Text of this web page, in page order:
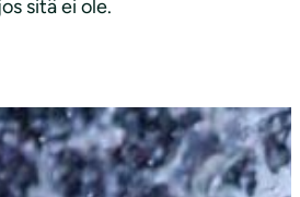
sitä ei ole.